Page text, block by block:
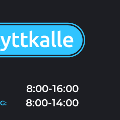
& RÅD
HOS OSS
8:00-16:00
8:00-14:00